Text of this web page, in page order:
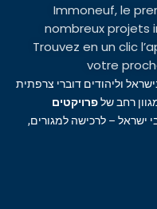
Immoneuf, le
nombreux projets
Trouvez en un clic
votre
וליהודים דוברי צרפתית
רחב שלפרויקטים
ישראל – לרכישה למגורים,